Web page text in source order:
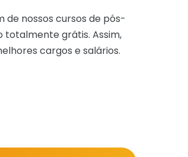
de nossos cursos de pós-
totalmente grátis. Assim,
cargos e salários.